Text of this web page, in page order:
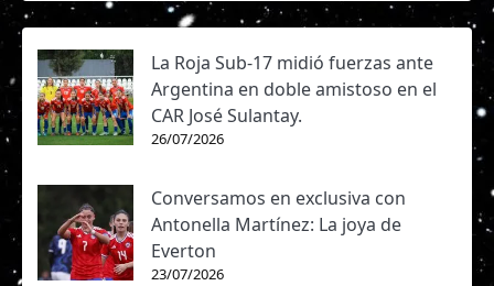
La Roja Sub-17 midió fuerzas ante
Argentina en doble amistoso en el
CAR José Sulantay.
26/07/2026
Conversamos en exclusiva con
Antonella Martínez: La joya de
Everton
23/07/2026